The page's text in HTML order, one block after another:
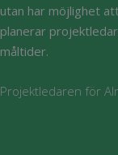
utan har möjlighet
planerar
måltider.
Projektledaren för